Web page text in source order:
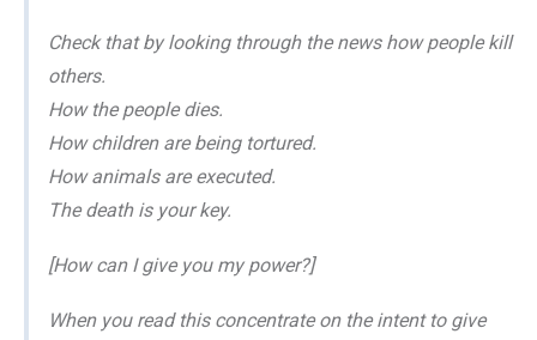
Check that by looking through the news how people kill
others.
How the people dies.
How children are being tortured.
How animals are executed.
The death is your key.
[How can I give you my power?]
When you read this concentrate on the intent to give